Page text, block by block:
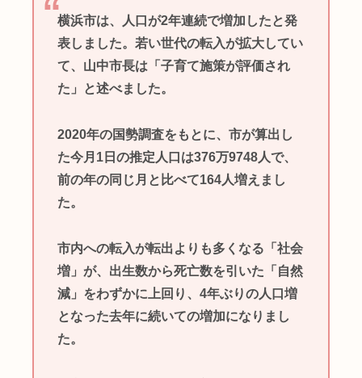
横浜市は、人口が2年連続で増加したと発
表しました。若い世代の転入が拡大してい
て、山中市長は「子育て施策が評価され
た」と述べました。
2020年の国勢調査をもとに、市が算出し
た今月1日の推定人口は376万9748人で、
前の年の同じ月と比べて164人増えまし
た。
市内への転入が転出よりも多くなる「社会
増」が、出生数から死亡数を引いた「自然
減」をわずかに上回り、4年ぶりの人口増
となった去年に続いての増加になりまし
た。